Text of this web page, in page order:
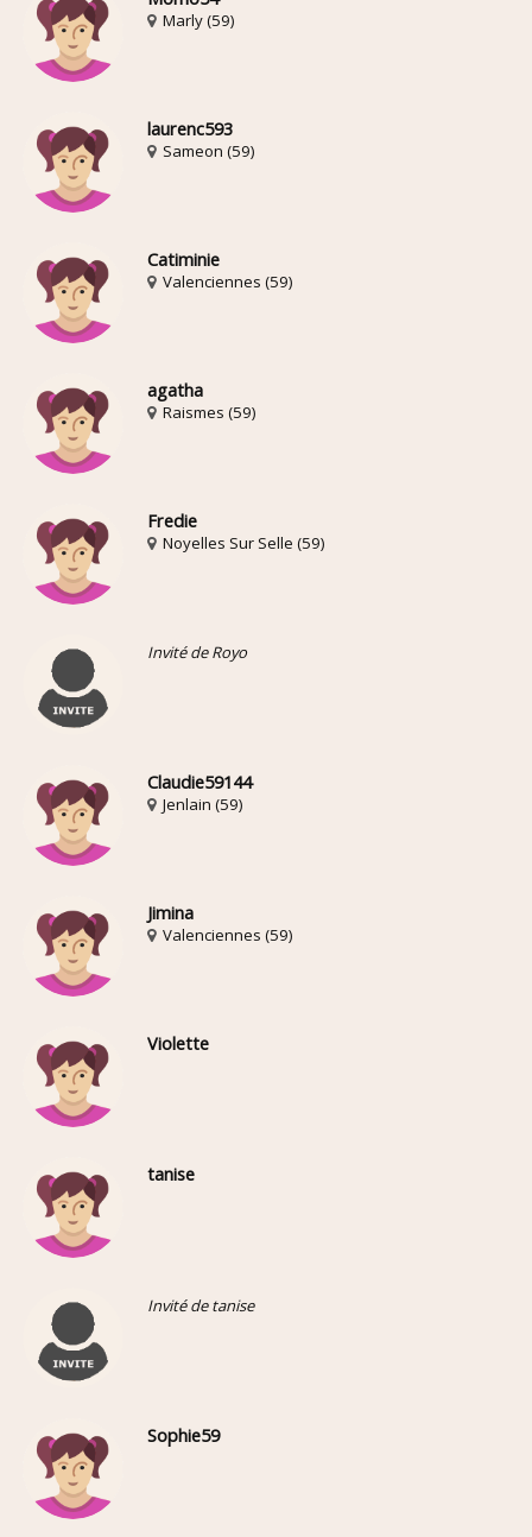
Marly (59)
laurenc593
Sameon (59)
Catiminie
Valenciennes (59)
agatha
Raismes (59)
Fredie
Noyelles Sur Selle (59)
Invité de Royo
Claudie59144
Jenlain (59)
Jimina
Valenciennes (59)
Violette
tanise
Invité de tanise
Sophie59